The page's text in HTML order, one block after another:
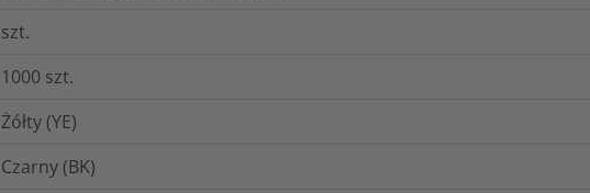
szt.
1000 szt.
Żółty (YE)
Czarny (BK)